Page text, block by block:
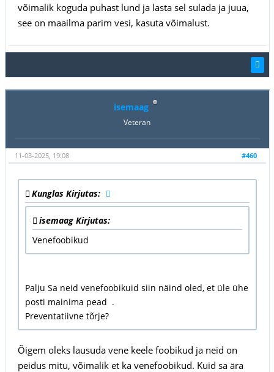
võimalik koguda puhast lund ja lasta sel sulada ja juua,
see on maailma parim vesi, kasuta võimalust.
isemaag
Veteran
#460
11-03-2025, 19:08
Kunglas Kirjutas:
isemaag Kirjutas:
Venefoobikud
Palju Sa neid venefoobikuid siin näind oled, et üle ühe
posti mainima pead .
Preventatiivne tõrje?
Õigem oleks lausuda vene keele foobikud ja neid on
peidus mitu, võimalik et ka venefoobikud. Kuid sa ära